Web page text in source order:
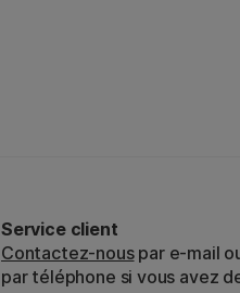
Service client
Contactez-nouspar e-mail
par téléphone si vous avez